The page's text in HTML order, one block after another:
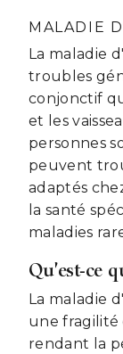
MALADIE
La maladie
troubles
conjonctif
et les
personnes
peuvent
adaptés
la santé
maladies
Qu'est-ce
La maladie
une fragilité
rendant la